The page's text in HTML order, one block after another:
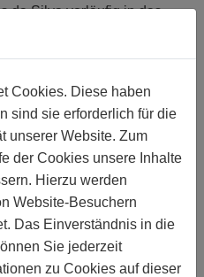
da Silva vorläufig in das
worden war, hat er
die brasilianischen
und drückte ihre
neofaschistischen
da Silvas Aufenthaltsort
erfahren hatte. Eine
hat amnesty international
Antirassismus-
Cookies. Diese haben
sind sie erforderlich für die
unserer Website. Zum
der Cookies unsere Inhalte
Hierzu werden
Website-Besuchern
Das Einverständnis in die
Sie jederzeit
zu Cookies auf dieser